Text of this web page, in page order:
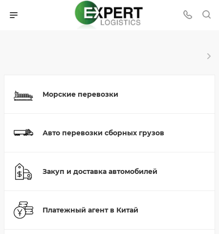
Морские перевозки
Авто перевозки сборных грузов
Закуп и доставка автомобилей
Платежный агент в Китай